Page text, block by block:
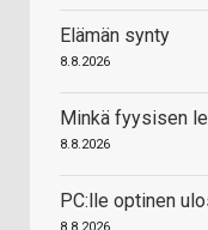
Elämän synty
8.8.2026
Minkä fyysisen
8.8.2026
PC:lle optinen